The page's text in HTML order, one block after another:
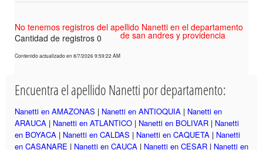
No tenemos registros del apellido Nanetti en el departamento
de san andres y providencia
Cantidad de registros 0
Contenido actualizado en 8/7/2026 9:59:22 AM
Encuentra el apellido Nanetti por departamento:
Nanetti en AMAZONAS | Nanetti en ANTIOQUIA | Nanetti en
ARAUCA | Nanetti en ATLANTICO | Nanetti en BOLIVAR | Nanetti
en BOYACA | Nanetti en CALDAS | Nanetti en CAQUETA | Nanetti
en CASANARE | Nanetti en CAUCA | Nanetti en CESAR | Nanetti en